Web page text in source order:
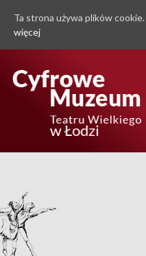
Ta strona używa plików cookie.
więcej